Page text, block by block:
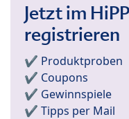
Jetzt im
registrieren
✔️ Produktproben
✔️ Coupons
✔️ Gewinnspiele
✔️ Tipps per Mail